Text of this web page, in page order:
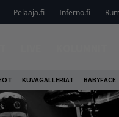
Pelaaja.fi Inferno.fi
KUVAGALLERIAT BABYFACE